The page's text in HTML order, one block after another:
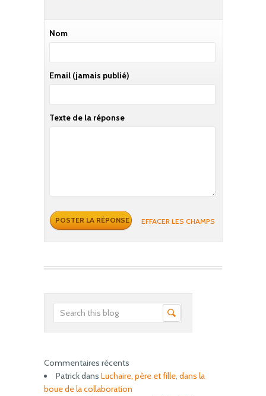
Nom
Email (jamais publié)
Texte de la réponse
EFFACER LES CHAMPS
Commentaires récents
Patrickdans Luchaire, père et fille, dans la
boue de la collaboration